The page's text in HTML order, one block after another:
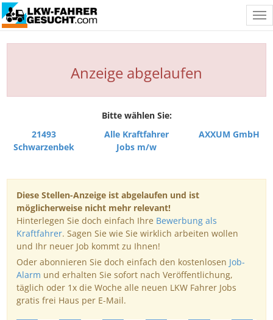
Anzeige abgelaufen
Bitte wählen Sie:
21493
Schwarzenbek
Alle Kraftfahrer
Jobs m/w
AXXUM GmbH
Diese Stellen-Anzeige ist abgelaufen und ist
möglicherweise nicht mehr relevant!
Hinterlegen Sie doch einfach Ihre Bewerbung als
Kraftfahrer. Sagen Sie wie Sie wirklich arbeiten wollen
und Ihr neuer Job kommt zu Ihnen!
Oder abonnieren Sie doch einfach den kostenlosen Job-
Alarm und erhalten Sie sofort nach Veröffentlichung,
täglich oder 1x die Woche alle neuen LKW Fahrer Jobs
gratis frei Haus per E-Mail.